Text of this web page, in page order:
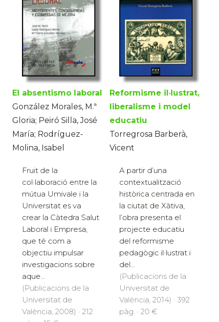
El absentismo laboral
González Morales, M.ª
Gloria; Peiró Silla, José
María; Rodríguez-
Molina, Isabel
Fruit de la
col·laboració entre la
mútua Umivale i la
Universitat es va
crear la Càtedra Salut
Laboral i Empresa,
que té com a
objectiu impulsar
investigacions sobre
aque...
(Publicacions de la
Universitat de
València, 2008) · 212
Reformisme il·lustrat,
liberalisme i model
educatiu
Torregrosa Barberà,
Vicent
A partir d’una
contextualització
històrica centrada en
la ciutat de Xàtiva,
l’obra presenta el
projecte educatiu
del reformisme
pedagògic il·lustrat i
del...
(Publicacions de la
Universitat de
València, 2014) · 392
pàg. · 20 €